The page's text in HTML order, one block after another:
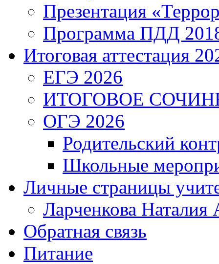
Презентация
Программа ПДД
Итоговая аттестация
ЕГЭ 2026
ИТОГОВОЕ
ОГЭ 2026
Родительский
Школьные
Личные страницы
Ларченкова Наталия
Обратная связь
Питание